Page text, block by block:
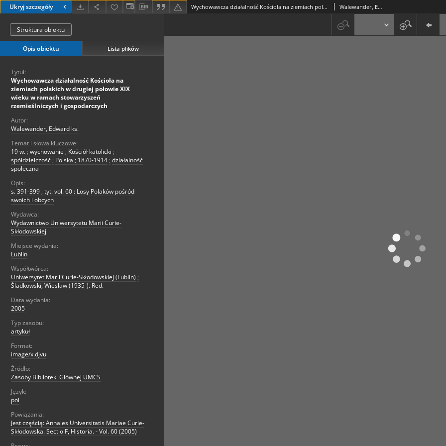
Ukryj szczegóły Wychowawcza działalność Kościoła na ziemiach polskich w drugiej połowie XIX wieku w ramach stowarzyszeń rzemieślniczych i gospodarczych Walewander, Edward ks.
Struktura obiektu
Opis obiektu Lista plików
Tytuł:
Wychowawcza działalność Kościoła na
ziemiach polskich w drugiej połowie XIX
wieku w ramach stowarzyszeń
rzemieślniczych i gospodarczych
Autor:
Walewander, Edward ks.
Temat i słowa kluczowe:
19 w. ; wychowanie ; Kościół katolicki ;
spółdzielczość ; Polska ; 1870-1914 ; działalność
społeczna
Opis:
s. 391-399 ; tyt. vol. 60 : Losy Polaków pośród
swoich i obcych
Wydawca:
Wydawnictwo Uniwersytetu Marii Curie-
Skłodowskiej
Miejsce wydania:
Lublin
Współtwórca:
Uniwersytet Marii Curie-Skłodowskiej (Lublin) ;
Śladkowski, Wiesław (1935-). Red.
Data wydania:
2005
Typ zasobu:
artykuł
Format:
image/x.djvu
Źródło:
Zasoby Biblioteki Głównej UMCS
Język:
pol
Powiązania:
Jest częścią: Annales Universitatis Mariae Curie-
Skłodowska. Sectio F, Historia. - Vol. 60 (2005)